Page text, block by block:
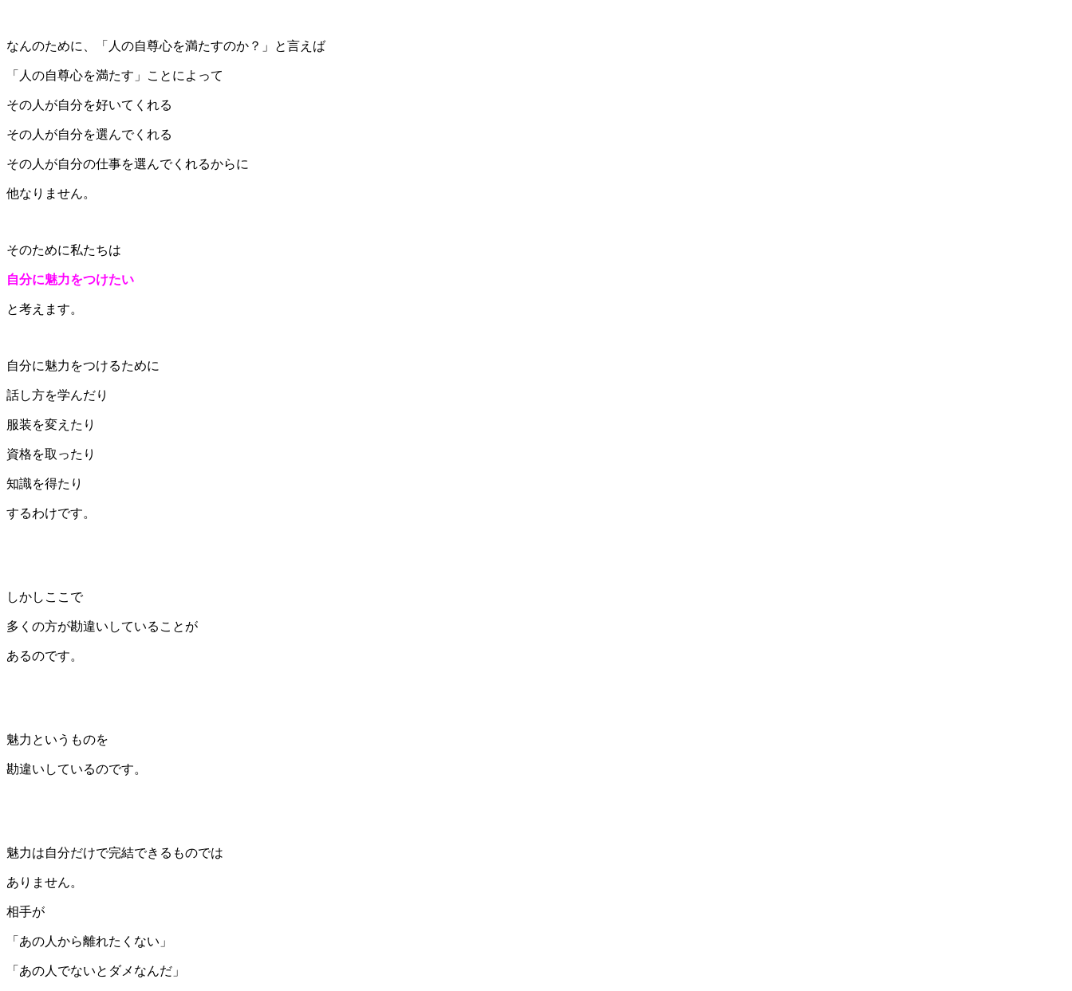
なんのために、「人の自尊心を満たすのか？」と言えば
「人の自尊心を満たす」ことによって
その人が自分を好いてくれる
その人が自分を選んでくれる
その人が自分の仕事を選んでくれるからに
他なりません。
そのために私たちは
自分に魅力をつけたい
と考えます。
自分に魅力をつけるために
話し方を学んだり
服装を変えたり
資格を取ったり
知識を得たり
するわけです。
しかしここで
多くの方が勘違いしていることが
あるのです。
魅力というものを
勘違いしているのです。
魅力は自分だけで完結できるものでは
ありません。
相手が
「あの人から離れたくない」
「あの人でないとダメなんだ」